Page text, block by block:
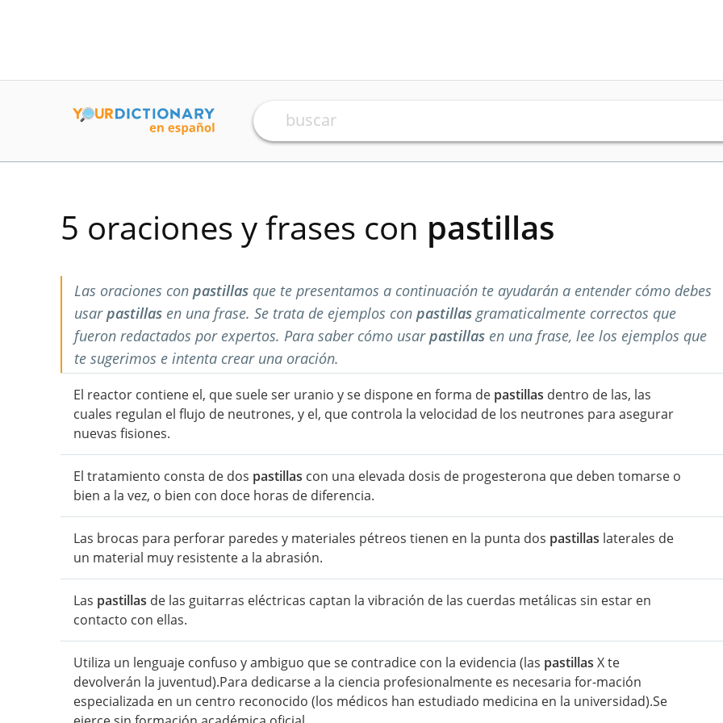
5 oraciones y frases con pastillas
Las oraciones con pastillas que te presentamos a continuación te ayudarán a entender cómo debes
usarpastillas en una frase. Se trata de ejemplos con pastillasgramaticalmente correctos que
fueron redactados por expertos. Para saber cómo usarpastillas en una frase, lee los ejemplos que
te sugerimos e intenta crear una oración.
El reactor contiene el, que suele ser uranio y se dispone en forma de pastillas dentro de las, las
cuales regulan el flujo de neutrones, y el, que controla la velocidad de los neutrones para asegurar
nuevas fisiones.
El tratamiento consta de dos pastillas con una elevada dosis de progesterona que deben tomarse o
bien a la vez, o bien con doce horas de diferencia.
Las brocas para perforar paredes y materiales pétreos tienen en la punta dos pastillas laterales de
un material muy resistente a la abrasión.
Las pastillas de las guitarras eléctricas captan la vibración de las cuerdas metálicas sin estar en
contacto con ellas.
Utiliza un lenguaje confuso y ambiguo que se contradice con la evidencia (las pastillas X te
devolverán la juventud).Para dedicarse a la ciencia profesionalmente es necesaria for-mación
especializada en un centro reconocido (los médicos han estudiado medicina en la universidad).Se